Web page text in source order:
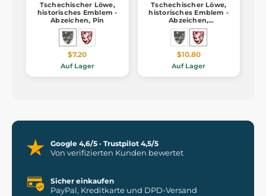
Tschechischer Löwe,
historisches Emblem -
Abzeichen, Pin
$7.20
Auf Lager
Tschechischer Löwe,
historisches Emblem -
Abzeichen,
Anstecknadel, Emaille
$10.80
Auf Lager
Google 4,6/5 · Trustpilot 4,5/5
Von verifizierten Kunden bewertet
Sicher einkaufen
PayPal, Kreditkarte und DPD-Versand